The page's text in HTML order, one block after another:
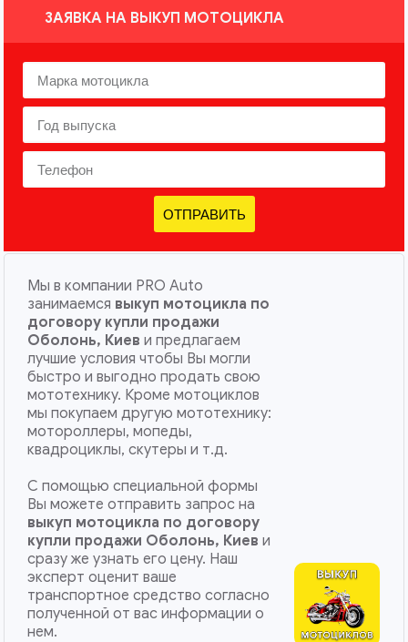
ЗАЯВКА НА ВЫКУП МОТОЦИКЛА
ОТПРАВИТЬ
Мы в компании PRO Auto
занимаемся выкуп мотоцикла по
договору купли продажи
Оболонь, Киев и предлагаем
лучшие условия чтобы Вы могли
быстро и выгодно продать свою
мототехнику. Кроме мотоциклов
мы покупаем другую мототехнику:
мотороллеры, мопеды,
квадроциклы, скутеры и т.д.
С помощью специальной формы
Вы можете отправить запрос на
выкуп мотоцикла по договору
купли продажи Оболонь, Киев и
сразу же узнать его цену. Наш
эксперт оценит ваше
транспортное средство согласно
полученной от вас информации о
нем.